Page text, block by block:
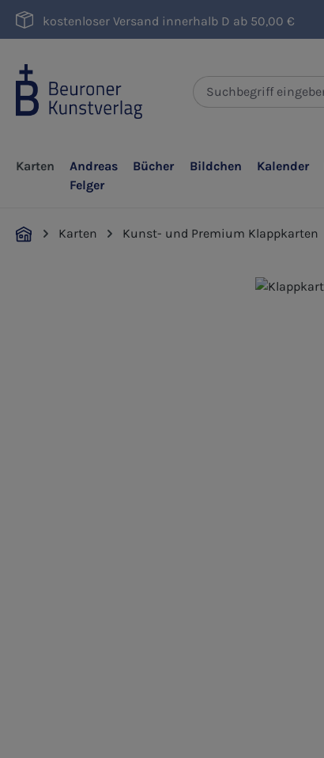
Hauptinhalt springen
Zur Suche springen
Zur Hauptnavigation springen
kostenloser Versand innerhalb D ab 50,00 €
Karten
Andreas
Felger
Bücher Bildchen Kalender
Karten Kunst- und Premium Klappkarten